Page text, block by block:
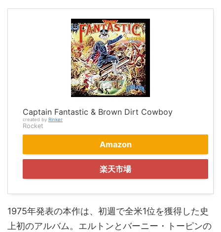
Captain Fantastic & Brown Dirt Cowboy
created by Rinker
Rocket
Amazon
楽天市場
1975年発表の本作は、初週で全米1位を獲得した史
上初のアルバム。エルトンとバーニー・トーピンの